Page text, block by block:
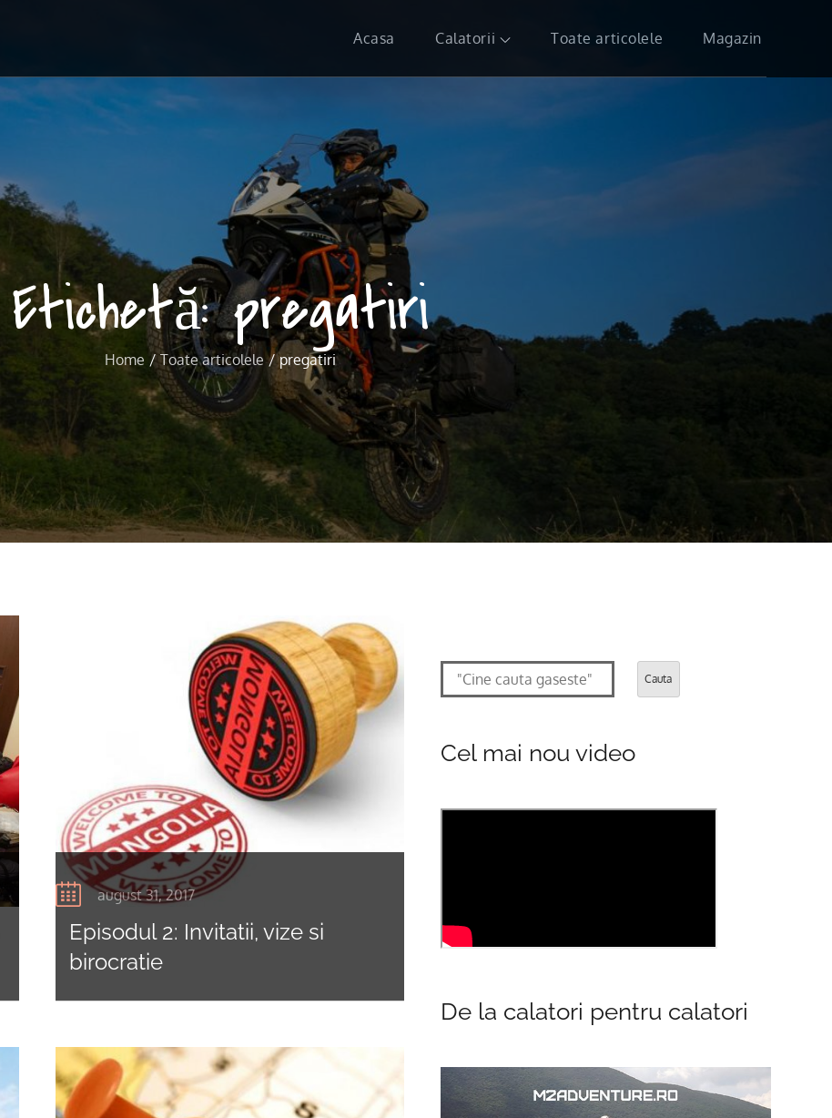
Acasa Calatorii Toate articolele Magazin
Etichetă:pregatiri
Home Toate articolele pregatiri
august 31, 2017
Episodul 2: Invitatii, vize si
birocratie
Cauta
Cel mai nou video
De la calatori pentru calatori